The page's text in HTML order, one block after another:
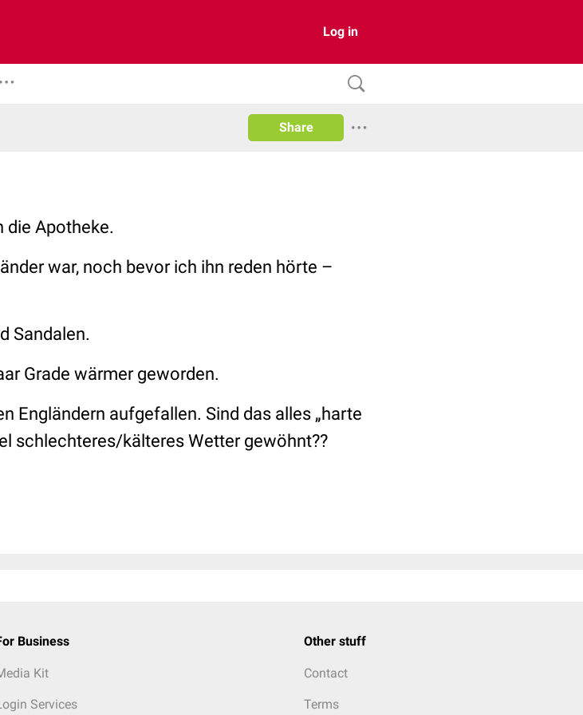
Log in
Share
die Apotheke.
war, noch bevor ich ihn reden hörte –
Sandalen.
Grade wärmer geworden.
Engländern aufgefallen. Sind das alles „harte
schlechteres/kälteres Wetter gewöhnt??
Business
Kit
Services
Other stuff
Contact
Terms